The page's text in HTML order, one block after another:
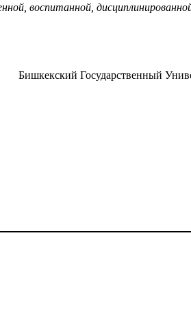
воспитанной,
Бишкекский Государственный